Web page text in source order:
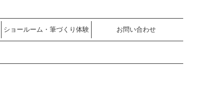
ショールーム・筆づくり体験 お問い合わせ